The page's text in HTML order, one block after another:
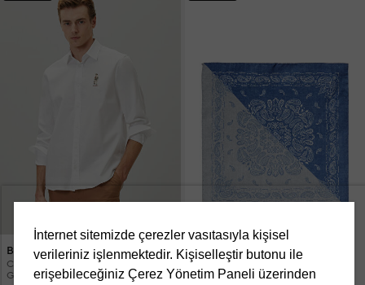
Beymen Club
Comfort Fit Clubby Beyaz Oxford
Gömlek
Beymen Club
Lacivert Şal Desenli İpek Poşet
Mendil
İnternet sitemizde çerezler vasıtasıyla kişisel
verileriniz işlenmektedir. Kişiselleştir butonu ile
erişebileceğiniz Çerez Yönetim Paneli üzerinden